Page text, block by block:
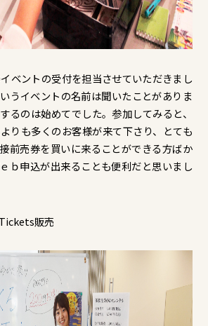
ベントの受付を担当させていただきまし
うイベントの名前は聞いたことがありま
るのは始めてでした。参加してみると、
りも多くのお客様が来て下さり、とても
前売券を買いに来ることができる方ばか
ｂ申込が出来ることも便利だと思いまし
販売